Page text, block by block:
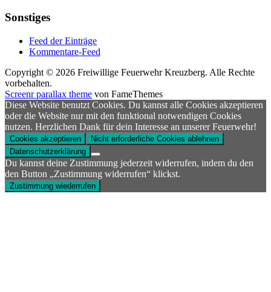
Sonstiges
Feed der Einträge
Kommentare-Feed
Copyright © 2026 Freiwillige Feuerwehr Kreuzberg. Alle Rechte
vorbehalten.
Screenr parallax theme von FameThemes
Diese Website benutzt Cookies. Du kannst alle Cookies akzeptieren
oder die Website nur mit den funktional notwendigen Cookies
nutzen. Herzlichen Dank für dein Interesse an unserer Feuerwehr!
Cookies akzeptieren
Nicht erforderliche Cookies ablehnen
Datenschutzerklärung
Du kannst deine Zustimmung jederzeit widerrufen, indem du den
den Button „Zustimmung widerrufen“ klickst.
Zustimmung wiederrufen